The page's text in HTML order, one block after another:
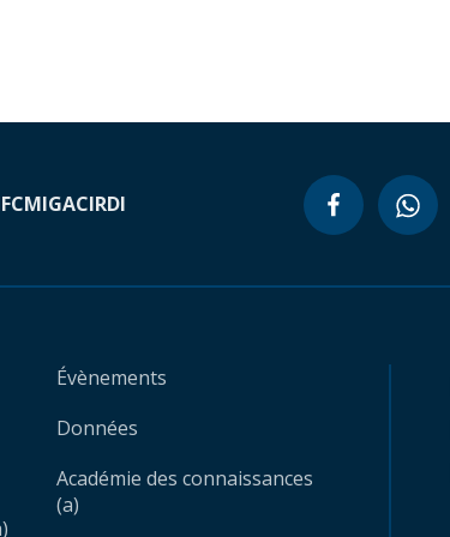
MIGACIRDI
Évènements
Données
Académie des connaissances
(a)